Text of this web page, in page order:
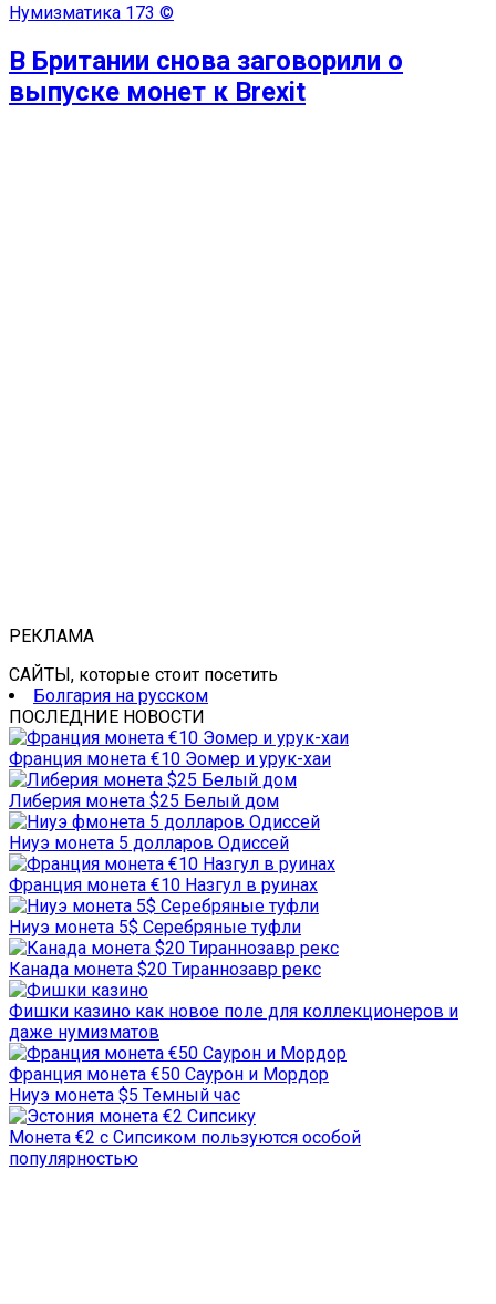
Нумизматика 173 ©
В Британии снова заговорили о
выпуске монет к Brexit
РЕКЛАМА
САЙТЫ, которые стоит посетить
Болгария на русском
ПОСЛЕДНИЕ НОВОСТИ
Франция монета €10 Эомер и урук-хаи
Либерия монета $25 Белый дом
Ниуэ монета 5 долларов Одиссей
Франция монета €10 Назгул в руинах
Ниуэ монета 5$ Серебряные туфли
Канада монета $20 Тираннозавр рекс
Фишки казино как новое поле для коллекционеров и
даже нумизматов
Франция монета €50 Саурон и Мордор
Ниуэ монета $5 Темный час
Монета €2 с Сипсиком пользуются особой
популярностью